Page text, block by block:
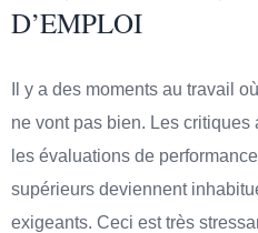
D’EMPLOI
Il y a des moments au travail
ne vont pas bien. Les critiques
les évaluations de
supérieurs deviennent
exigeants. Ceci est très